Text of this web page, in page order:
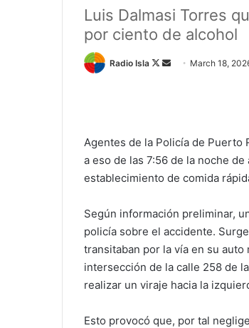
Luis Dalmasi Torres
por ciento de alcohol
Radio Isla
Follow
Send March 18,
Agentes de la Policía de Puerto
a eso de las 7:56 de la noche
establecimiento de comida
Según información preliminar,
policía sobre el accidente.
transitaban por la vía en su
intersección de la calle 258 de
realizar un viraje hacia la
Esto provocó que, por tal